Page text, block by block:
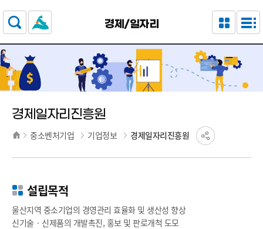
주요 메뉴로 건너뛰기
본문으로가기
경제/일자리
경제일자리진흥원
중소벤처기업 기업정보 경제일자리진흥원
설립목적
울산지역 중소기업의 경영관리 효율화 및 생산성 향상
신기술‧신제품의 개발촉진, 홍보 및 판로개척 도모